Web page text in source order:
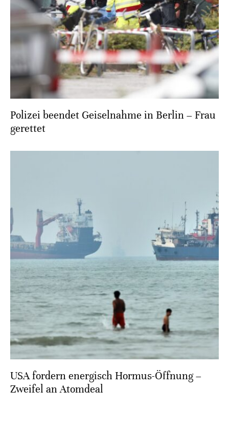
Polizei beendet Geiselnahme in Berlin – Frau
gerettet
USA fordern energisch Hormus-Öffnung –
Zweifel an Atomdeal